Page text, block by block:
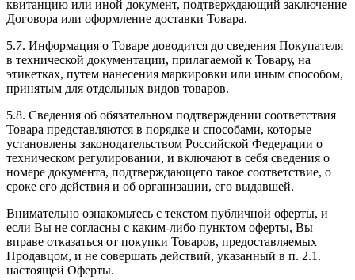
квитанцию или иной документ, подтверждающий заключение
Договора или оформление доставки Товара.
5.7. Информация о Товаре доводится до сведения Покупателя
в технической документации, прилагаемой к Товару, на
этикетках, путем нанесения маркировки или иным способом,
принятым для отдельных видов товаров.
5.8. Сведения об обязательном подтверждении соответствия
Товара представляются в порядке и способами, которые
установлены законодательством Российской Федерации о
техническом регулировании, и включают в себя сведения о
номере документа, подтверждающего такое соответствие, о
сроке его действия и об организации, его выдавшей.
Внимательно ознакомьтесь с текстом публичной оферты, и
если Вы не согласны с каким-либо пунктом оферты, Вы
вправе отказаться от покупки Товаров, предоставляемых
Продавцом, и не совершать действий, указанный в п. 2.1.
настоящей Оферты.